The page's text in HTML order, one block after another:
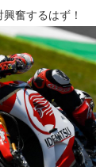
奮するはず！